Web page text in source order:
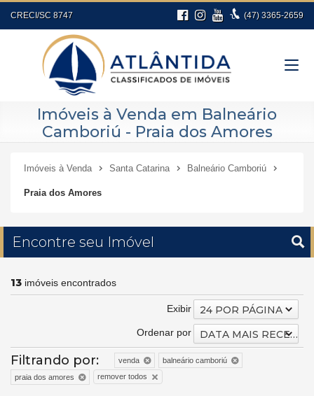
CRECI/SC 8747 (47) 3365-2659
Imóveis à Venda em Balneário
Camboriú - Praia dos Amores
Imóveis à Venda Santa Catarina Balneário Camboriú
Praia dos Amores
Encontre seu Imóvel
13 imóveis encontrados
Exibir 24 POR PÁGINA
Ordenar por DATA MAIS RECENTE
Filtrando por: venda
balneário camboriú
praia dos amores
remover todos